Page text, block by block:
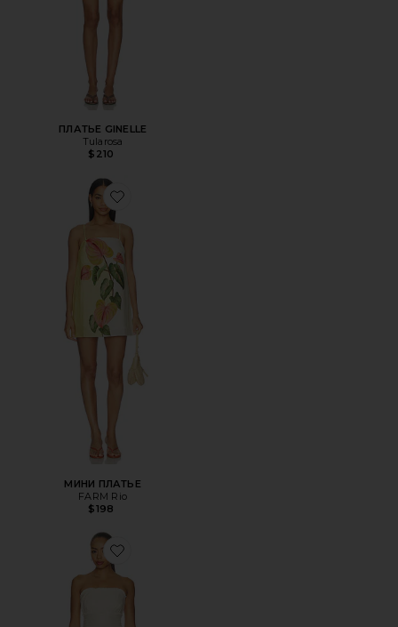
ПЛАТЬЕ GINELLE
Tularosa
$210
Favorite МИНИ ПЛАТЬЕ
МИНИ ПЛАТЬЕ
FARM Rio
$198
Favorite ПЛАТЬЕ ELETTRA